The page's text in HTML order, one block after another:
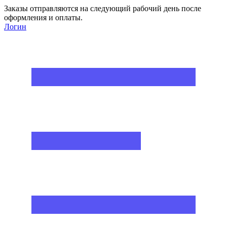
Заказы отправляются на следующий рабочий день после
оформления и оплаты.
Логин